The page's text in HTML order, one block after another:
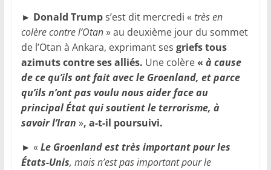
► Donald Trumps’est dit mercredi « très en
colère contre l’Otan» au deuxième jour du sommet
de l’Otan à Ankara, exprimant ses griefs tous
azimuts contre ses alliés. Une colère« à cause
de ce qu’ils ont fait avec le Groenland, et parce
qu’ils n’ont pas voulu nous aider face au
principal État qui soutient le terrorisme, à
savoir l’Iran », a-t-il poursuivi.
► « Le Groenland est très important pour les
États-Unis, mais n’est pas important pour le